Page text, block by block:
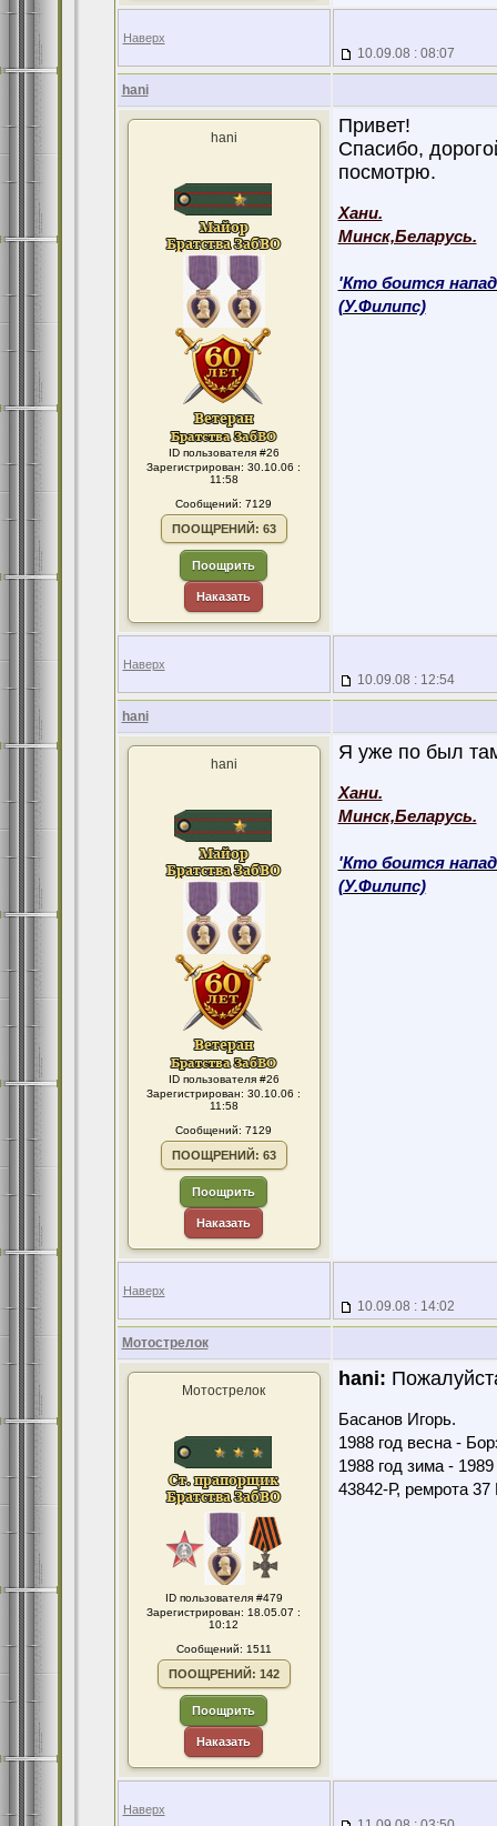
Наверх
10.09.08 : 08:07
hani
hani
ID пользователя #26
Зарегистрирован: 30.10.06 :
11:58
Сообщений: 7129
ПООЩРЕНИЙ: 63
Поощрить
Наказать
Привет!
Спасибо,
посмотрю.
Хани.
Минск,Беларусь.
'Кто боится
(У.Филипс)
Наверх
10.09.08 : 12:54
hani
hani
ID пользователя #26
Зарегистрирован: 30.10.06 :
11:58
Сообщений: 7129
ПООЩРЕНИЙ: 63
Поощрить
Наказать
Я уже по был
Хани.
Минск,Беларусь.
'Кто боится
(У.Филипс)
Наверх
10.09.08 : 14:02
Мотострелок
Мотострелок
ID пользователя #479
Зарегистрирован: 18.05.07 :
10:12
Сообщений: 1511
ПООЩРЕНИЙ: 142
Поощрить
Наказать
hani:
Басанов Игорь.
1988 год весна -
1988 год зима -
43842-Р, ремрота
Наверх